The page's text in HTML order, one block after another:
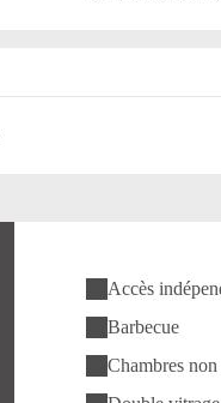
Accès
Barbecue
Chambres